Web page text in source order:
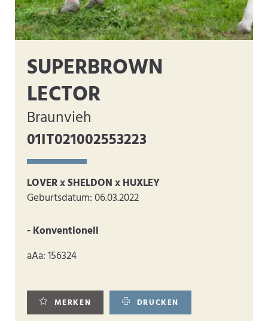
SUPERBROWN
LECTOR
Braunvieh
01IT021002553223
LOVER x SHELDON x HUXLEY
Geburtsdatum: 06.03.2022
- Konventionell
aAa: 156324
MERKEN DRUCKEN